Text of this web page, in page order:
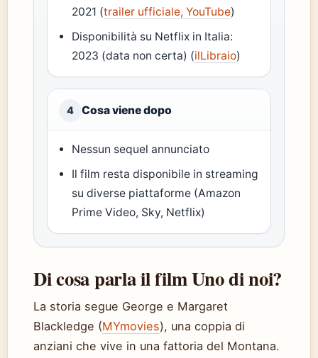
2021 (trailer ufficiale, YouTube)
Disponibilità su Netflix in Italia:
2023 (data non certa) (ilLibraio)
4 Cosa viene dopo
Nessun sequel annunciato
Il film resta disponibile in streaming
su diverse piattaforme (Amazon
Prime Video, Sky, Netflix)
Di cosa parla il film Uno di noi?
La storia segue George e Margaret
Blackledge (MYmovies), una coppia di
anziani che vive in una fattoria del Montana.